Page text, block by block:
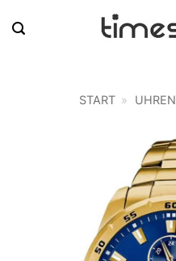
Inhalt
START » UHREN